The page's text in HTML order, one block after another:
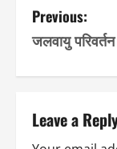
P
o
s
t
Previous:
जलवायु
Leave a